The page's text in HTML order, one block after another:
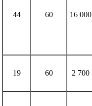
44 60 16 000
19 60 2 700